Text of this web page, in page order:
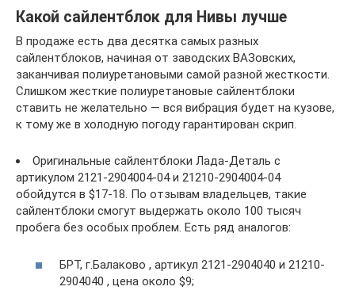
Какой сайлентблок для Нивы лучше
В продаже есть два десятка самых разных
сайлентблоков, начиная от заводских ВАЗовских,
заканчивая полиуретановыми самой разной жесткости.
Слишком жесткие полиуретановые сайлентблоки
ставить не желательно — вся вибрация будет на кузове,
к тому же в холодную погоду гарантирован скрип.
Оригинальные сайлентблоки Лада-Деталь с
артикулом 2121-2904004-04 и 21210-2904004-04
обойдутся в $17-18. По отзывам владельцев, такие
сайлентблоки смогут выдержать около 100 тысяч
пробега без особых проблем. Есть ряд аналогов:
БРТ, г.Балаково , артикул 2121-2904040 и 21210-
2904040 , цена около $9;